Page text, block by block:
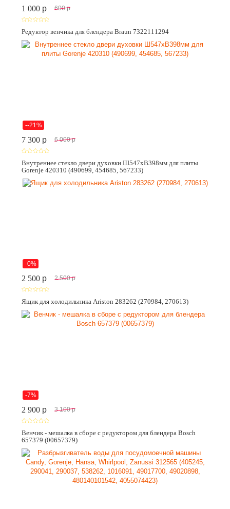
1 000 p 600 p
Редуктор венчика для блендера Braun 7322111294
--21%
7 300 p 6 000 p
Внутреннее стекло двери духовки Ш547хВ398мм для плиты
Gorenje 420310 (490699, 454685, 567233)
-0%
2 500 p 2 500 p
Ящик для холодильника Ariston 283262 (270984, 270613)
-7%
2 900 p 3 100 p
Венчик - мешалка в сборе с редуктором для блендера Bosch
657379 (00657379)